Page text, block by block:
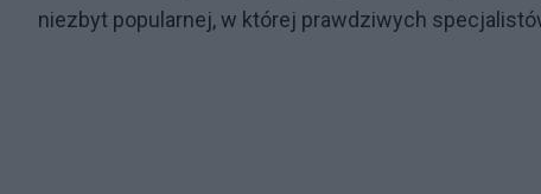
niezbyt popularnej, w której prawdziwych